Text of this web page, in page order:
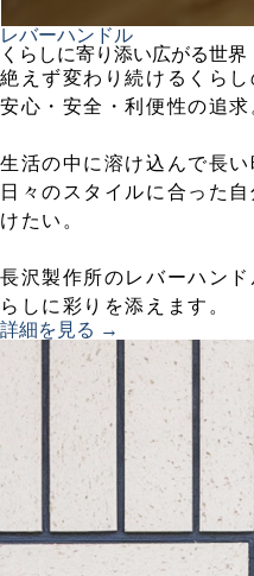
レバーハンドル
くらしに寄り添い広がる世界
絶えず変わり続けるくら
安心・安全・利便性の追求
生活の中に溶け込んで長
日々のスタイルに合った
けたい。
長沢製作所のレバーハン
らしに彩りを添えます。
詳細を見る →